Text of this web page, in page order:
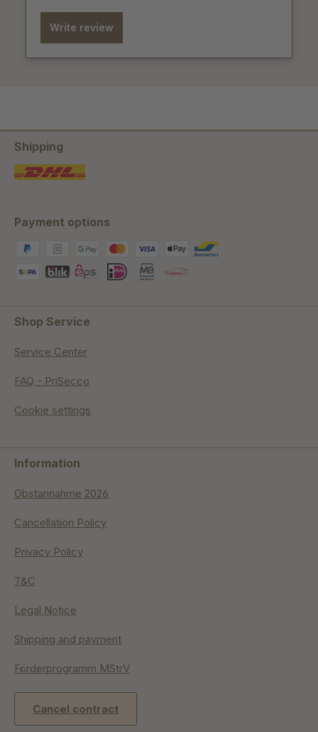
Write review
Shipping
Payment options
Shop Service
Service Center
FAQ - PriSecco
Cookie settings
Information
Obstannahme 2026
Cancellation Policy
Privacy Policy
T&C
Legal Notice
Shipping and payment
Förderprogramm MStrV
Cancel contract